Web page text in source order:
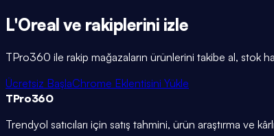
L'Oreal ve rakiplerini izle
TPro360 ile rakip mağazaların ürünlerini takibe al, stok
Ücretsiz BaşlaChrome Eklentisini Yükle
TPro360
Trendyol satıcıları için satış tahmini, ürün araştırma ve